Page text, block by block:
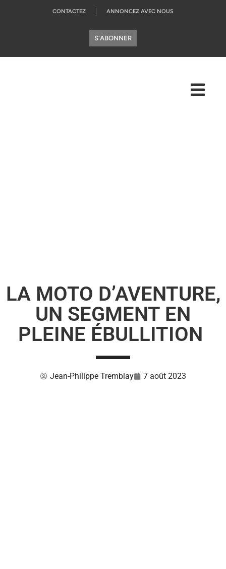
CONTACTEZ ANNONCEZ AVEC NOUS
S'ABONNER
LA MOTO D’AVENTURE,
UN SEGMENT EN
PLEINE ÉBULLITION
Jean-Philippe Tremblay 7 août 2023